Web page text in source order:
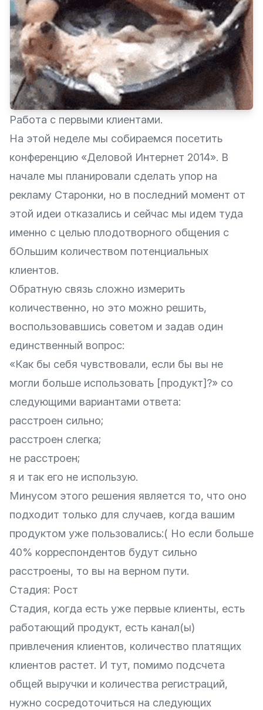
Работа с первыми клиентами.
На этой неделе мы собираемся посетить
конференцию «Деловой Интернет 2014». В
начале мы планировали сделать упор на
рекламу Старонки, но в последний момент от
этой идеи отказались и сейчас мы идем туда
именно с целью плодотворного общения с
бОльшим количеством потенциальных
клиентов.
Обратную связь сложно измерить
количественно, но это можно решить,
воспользовавшись советом и задав один
единственный вопрос:
«Как бы себя чувствовали, если бы вы не
могли больше использовать [продукт]?» со
следующими вариантами ответа:
расстроен сильно;
расстроен слегка;
не расстроен;
я и так его не использую.
Минусом этого решения является то, что оно
подходит только для случаев, когда вашим
продуктом уже пользовались:( Но если больше
40% корреспондентов будут сильно
расстроены, то вы на верном пути.
Стадия: Рост
Стадия, когда есть уже первые клиенты, есть
работающий продукт, есть канал(ы)
привлечения клиентов, количество платящих
клиентов растет. И тут, помимо подсчета
общей выручки и количества регистраций,
нужно сосредоточиться на следующих